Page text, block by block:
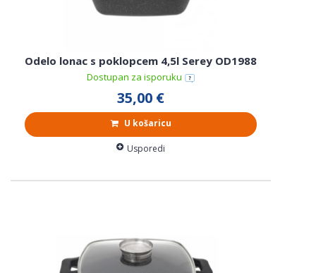
Odelo lonac s poklopcem 4,5l Serey OD1988
Dostupan za isporuku
35,00 €
U košaricu
Usporedi